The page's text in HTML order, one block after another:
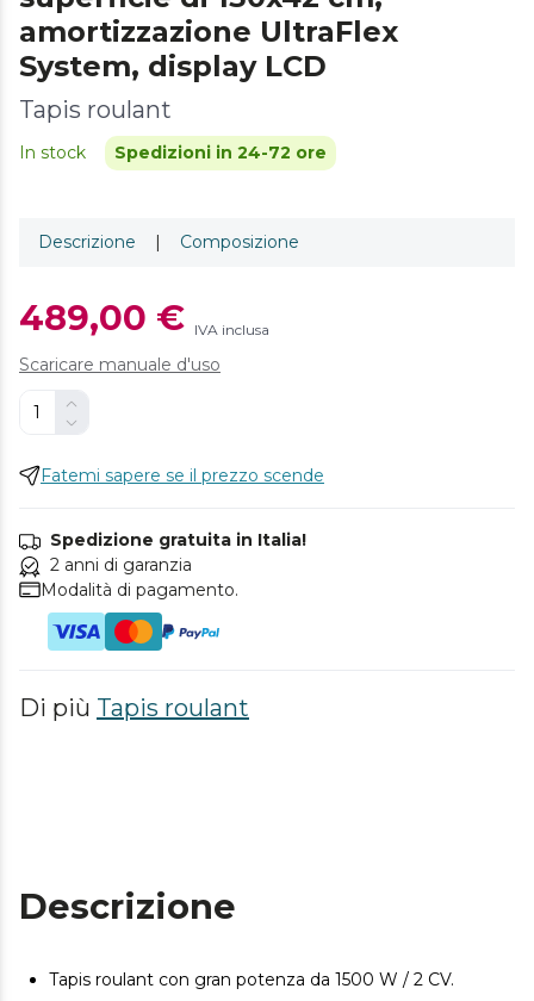
amortizzazione UltraFlex
System, display LCD
Tapis roulant
In stock Spedizioni in 24-72 ore
Descrizione | Composizione
489,00 € IVA inclusa
Scaricare manuale d'uso
Fatemi sapere se il prezzo scende
Spedizione gratuita in Italia!
2 anni di garanzia
Modalità di pagamento.
Di più Tapis roulant
Descrizione
Tapis roulant con gran potenza da 1500 W / 2 CV.